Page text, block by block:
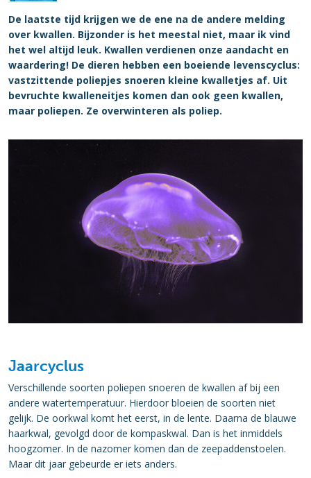
De laatste tijd krijgen we de ene na de andere melding
over kwallen. Bijzonder is het meestal niet, maar ik vind
het wel altijd leuk. Kwallen verdienen onze aandacht en
waardering! De dieren hebben een boeiende levenscyclus:
vastzittende poliepjes snoeren kleine kwalletjes af. Uit
bevruchte kwalleneitjes komen dan ook geen kwallen,
maar poliepen. Ze overwinteren als poliep.
Jaarcyclus
Verschillende soorten poliepen snoeren de kwallen af bij een
andere watertemperatuur. Hierdoor bloeien de soorten niet
gelijk. De oorkwal komt het eerst, in de lente. Daarna de blauwe
haarkwal, gevolgd door de kompaskwal. Dan is het inmiddels
hoogzomer. In de nazomer komen dan de zeepaddenstoelen.
Maar dit jaar gebeurde er iets anders.